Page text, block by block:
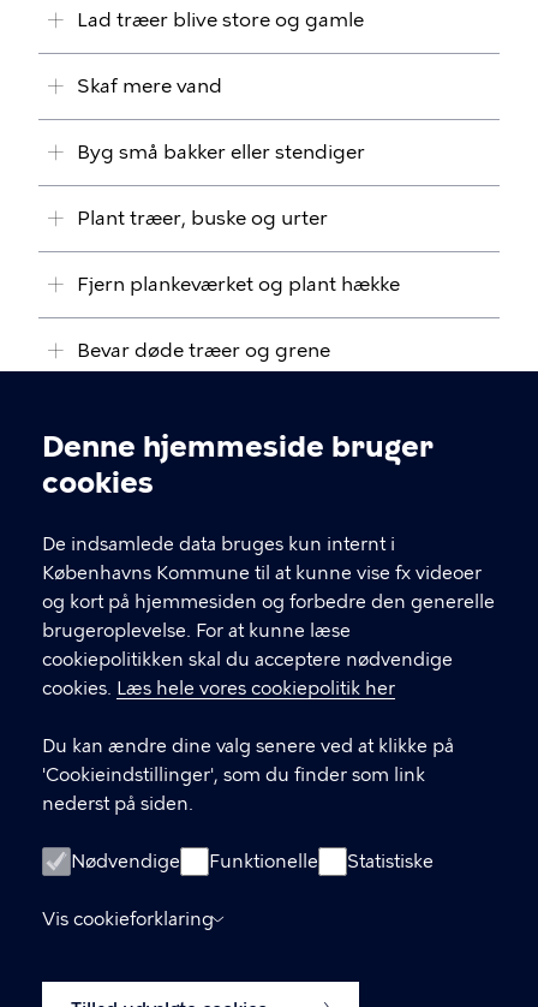
Cookieindstillinger
Denne hjemmeside bruger
cookies
De indsamlede data bruges kun internt i
Københavns Kommune til at kunne vise fx videoer
og kort på hjemmesiden og forbedre den generelle
brugeroplevelse. For at kunne læse
cookiepolitikken skal du acceptere nødvendige
cookies. Læs hele vores cookiepolitik her
Du kan ændre dine valg senere ved at klikke på
'Cookieindstillinger', som du finder som link
nederst på siden.
Nødvendige Funktionelle Statistiske
Vis cookieforklaring
Lad træer blive store og gamle
Skaf mere vand
Byg små bakker eller stendiger
Plant træer, buske og urter
Fjern plankeværket og plant hække
Bevar døde træer og grene
Sæt planter op ad muren
Kommune